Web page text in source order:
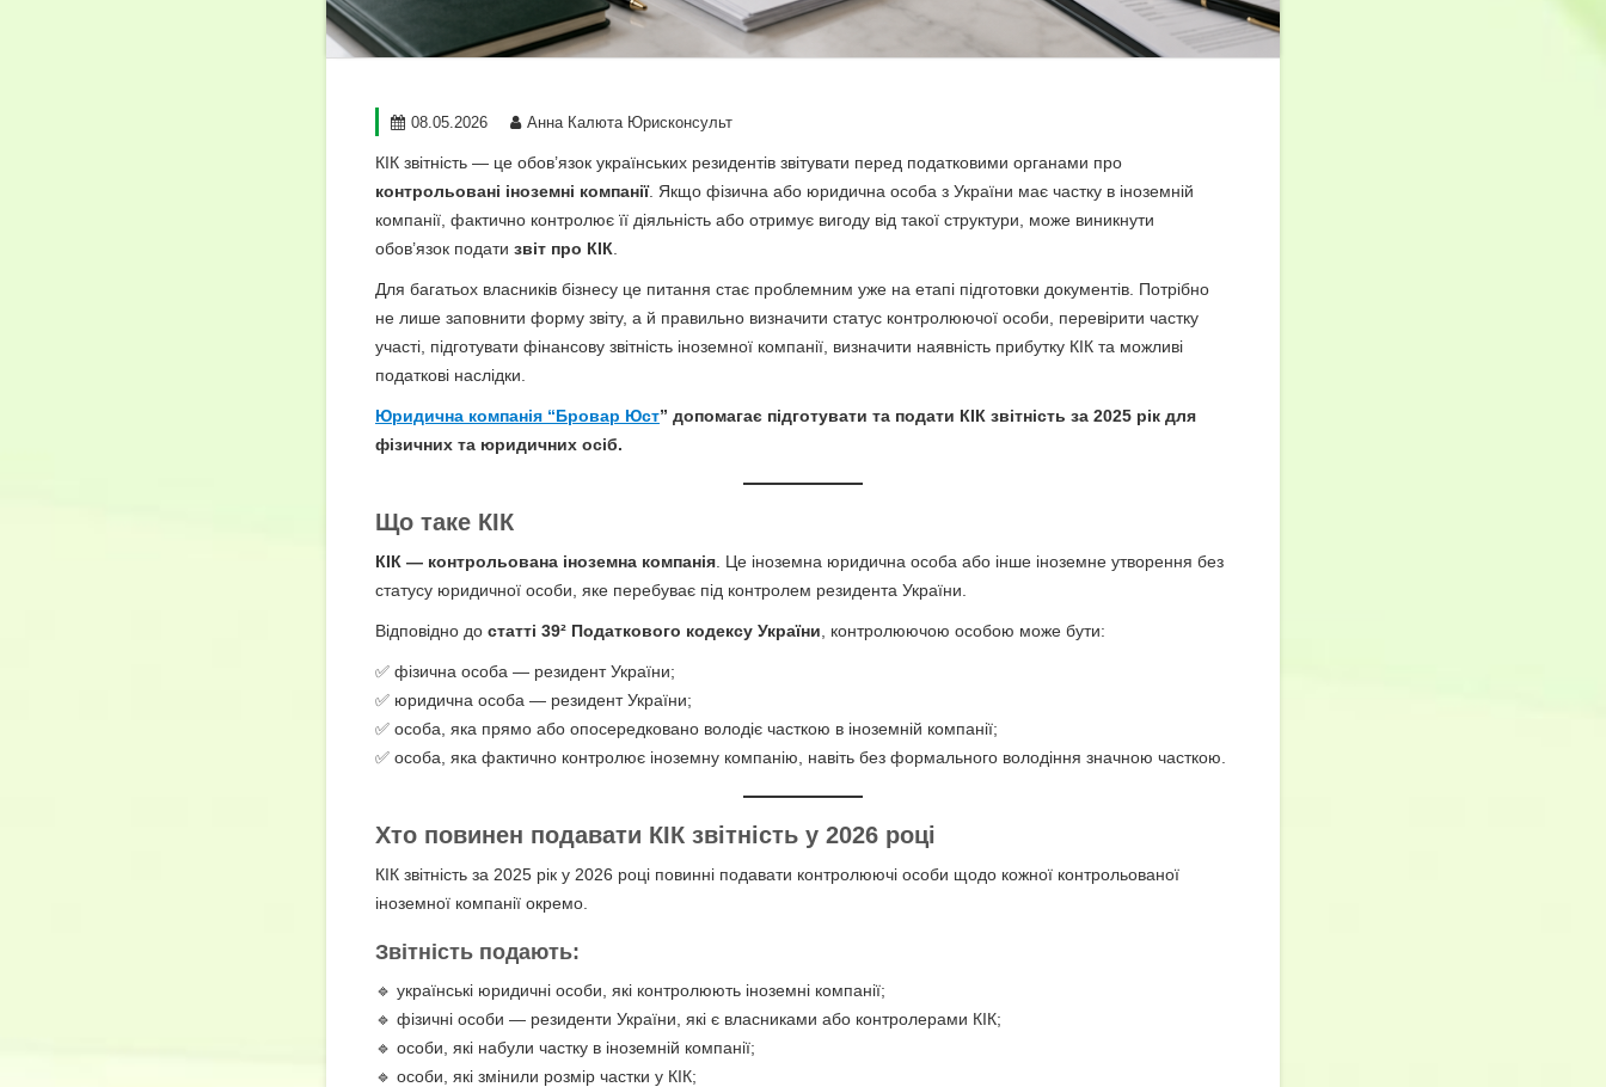
08.05.2026 Анна Калюта Юрисконсульт
КІК звітність — це обов’язок українських резидентів звітувати перед податковими органами про
контрольовані іноземні компанії. Якщо фізична або юридична особа з України має частку в іноземній
компанії, фактично контролює її діяльність або отримує вигоду від такої структури, може виникнути
обов’язок подати звіт про КІК
Для багатьох власників бізнесу це питання стає проблемним уже на етапі підготовки документів. Потрібно
не лише заповнити форму звіту, а й правильно визначити статус контролюючої особи, перевірити частку
участі, підготувати фінансову звітність іноземної компанії, визначити наявність прибутку КІК та можливі
податкові наслідки.
Юридична компанія “Бровар Юст” допомагає підготувати та подати КІК звітність за 2025 рік для
фізичних та юридичних осіб.
Що таке КІК
КІК — контрольована іноземна компанія . Це іноземна юридична особа або інше іноземне утворення без
статусу юридичної особи, яке перебуває під контролем резидента України.
Відповідно до статті 39² Податкового кодексу України , контролюючою особою може бути:
✅ фізична особа — резидент України;
✅ юридична особа — резидент України;
✅ особа, яка прямо або опосередковано володіє часткою в іноземній компанії;
✅ особа, яка фактично контролює іноземну компанію, навіть без формального володіння значною часткою.
Хто повинен подавати КІК звітність у 2026 році
КІК звітність за 2025 рік у 2026 році повинні подавати контролюючі особи щодо кожної контрольованої
іноземної компанії окремо.
Звітність подають:
🔹 українські юридичні особи, які контролюють іноземні компанії;
🔹 фізичні особи — резиденти України, які є власниками або контролерами КІК;
🔹 особи, які набули частку в іноземній компанії;
🔹 особи, які змінили розмір частки у КІК;